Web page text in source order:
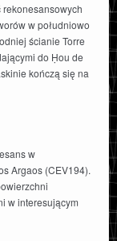
w południowo
ścianie Torre
do Ḥou de
kończą się na
w
Argaos (CEV194).
w interesującym